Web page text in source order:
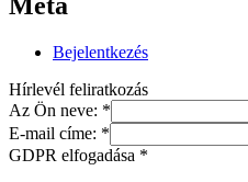
Meta
Bejelentkezés
Hírlevél feliratkozás
Az Ön neve: *
E-mail címe: *
GDPR elfogadása *